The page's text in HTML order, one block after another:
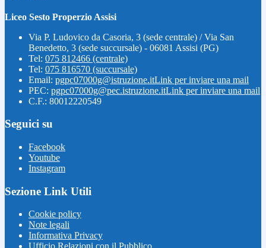
Liceo Sesto Properzio Assisi
Via P. Ludovico da Casoria, 3 (sede centrale) / Via San
Benedetto, 3 (sede succursale) - 06081 Assisi (PG)
Tel: 075 812466 (centrale)
Tel: 075 816570 (succursale)
Email: pgpc07000g@istruzione.itLink per inviare una mail
PEC: pgpc07000g@pec.istruzione.itLink per inviare una mail
C.F.: 80012220549
Seguici su
Facebook
Youtube
Instagram
Sezione Link Utili
Cookie policy
Note legali
Informativa Privacy